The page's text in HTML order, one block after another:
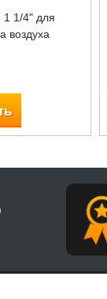
1/4" для
воздуха